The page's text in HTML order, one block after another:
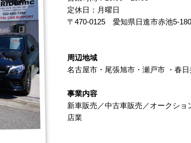
定休日：月曜日
〒470-0125 愛知県日進市赤池5-
周辺地域
名古屋市・ 尾張旭市・ 瀬戸市・ 春
事業内容
新車販売／中古車販売／オークシ
店業